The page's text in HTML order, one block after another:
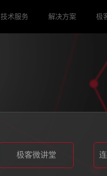
技术服务 解决方案 极
极客微讲堂